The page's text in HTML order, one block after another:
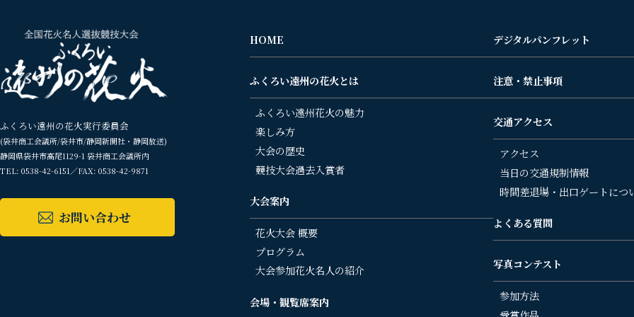
ふくろい遠州の花火実行委員会
(袋井商工会議所/袋井市/静岡新聞社・静岡放送)
静岡県袋井市高尾1129-1 袋井商工会議所内
TEL: 0538-42-6151／FAX: 0538-42-9871
お問い合わせ
HOME
ふくろい遠州の花火とは
ふくろい遠州花火の魅力
楽しみ方
大会の歴史
競技大会過去入賞者
大会案内
花火大会 概要
プログラム
大会参加花火名人の紹介
会場・観覧席案内
デジタルパンフレット
注意・禁止事項
交通アクセス
アクセス
当日の交通規制情報
時間差退場・出口ゲートにつ
よくある質問
写真コンテスト
参加方法